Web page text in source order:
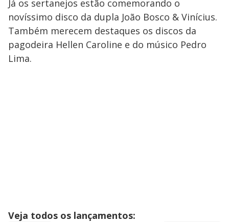
Já os sertanejos estão comemorando o
novíssimo disco da dupla João Bosco & Vinícius.
Também merecem destaques os discos da
pagodeira Hellen Caroline e do músico Pedro
Lima.
Veja todos os lançamentos: